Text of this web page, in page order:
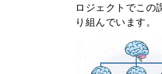
ロジェクトでこの
り組んでいます。